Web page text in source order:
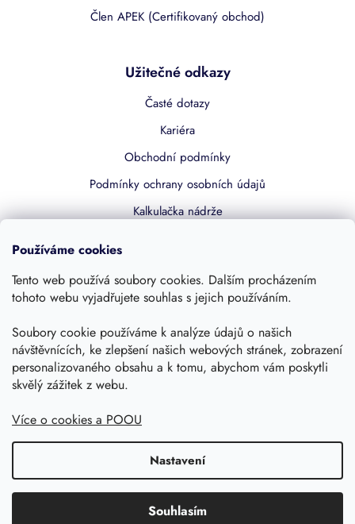
Používáme cookies
Tento web používá soubory cookies. Dalším procházením
tohoto webu vyjadřujete souhlas s jejich používáním.
Soubory cookie používáme k analýze údajů o našich
návštěvnících, ke zlepšení našich webových stránek, zobrazení
personalizovaného obsahu a k tomu, abychom vám poskytli
skvělý zážitek z webu.
Více o cookies a POOU
Nastavení
Souhlasím
Člen APEK (Certifikovaný obchod)
Užitečné odkazy
Časté dotazy
Kariéra
Obchodní podmínky
Podmínky ochrany osobních údajů
Kalkulačka nádrže
Kontakty
Sledujte nás